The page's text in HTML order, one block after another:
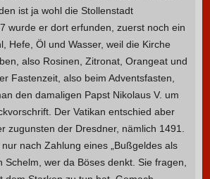
ist ja wohl die Stollenstadt
wurde er dort erfunden, zuerst noch ein
Hefe, Öl und Wasser, weil die Kirche
also Rosinen, Zitronat, Orangeat und
Fastenzeit, also beim Adventsfasten,
den damaligen Papst Nikolaus V. um
Der Vatikan entschied aber
zugunsten der Dresdner, nämlich 1491.
nach Zahlung eines „Bußgeldes als
Schelm, wer da Böses denkt. Sie fragen,